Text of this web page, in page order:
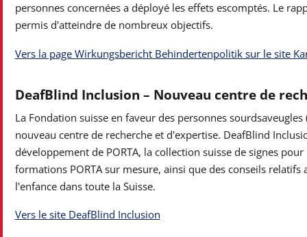
personnes concernées a déployé les effets escomptés. Le
permis d'atteindre de nombreux objectifs.
Vers la page Wirkungsbericht Behindertenpolitik sur le site
DeafBlind Inclusion – Nouveau centre de
La Fondation suisse en faveur des personnes
nouveau centre de recherche et d'expertise. DeafBlind
développement de PORTA, la collection suisse de signes
formations PORTA sur mesure, ainsi que des conseils
l'enfance dans toute la Suisse.
Vers le site DeafBlind Inclusion